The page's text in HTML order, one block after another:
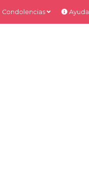
Condolencias Ayuda